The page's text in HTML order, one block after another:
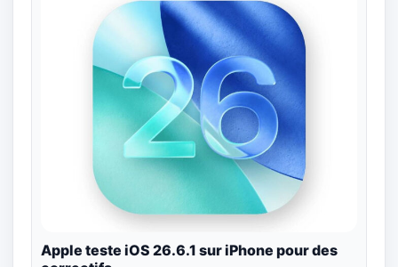
Apple teste iOS 26.6.1 sur iPhone pour des